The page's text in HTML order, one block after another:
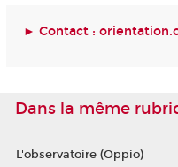
► Contact :
Dans la même
L'observatoire (Oppio)